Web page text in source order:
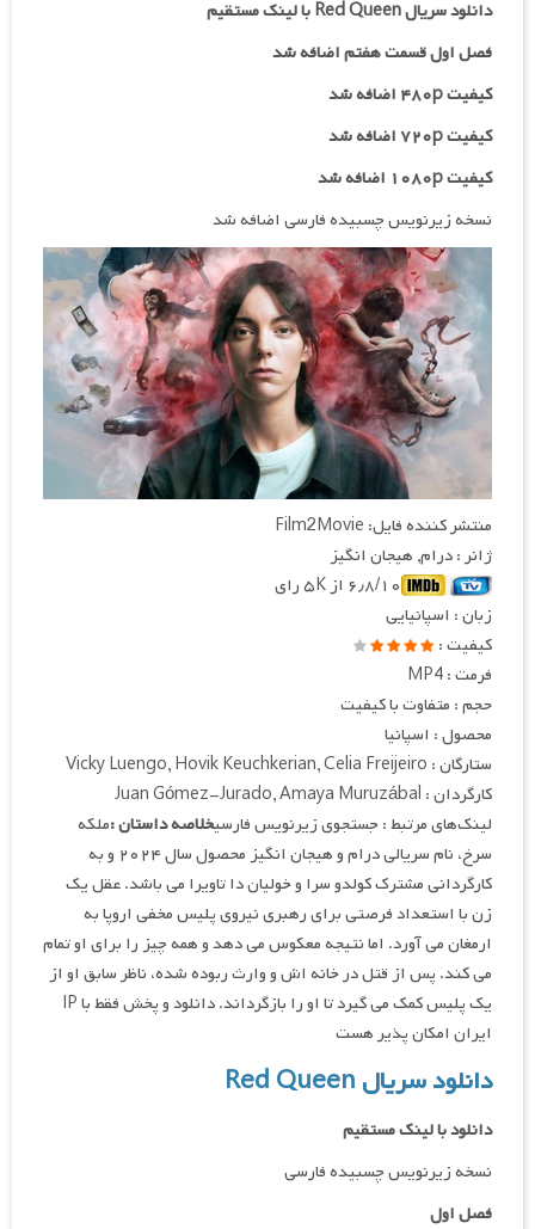
دانلود سریال Red Queen با لینک مستقیم
فصل اول قسمت هفتم اضافه شد
کیفیت ۴۸۰p اضافه شد
کیفیت ۷۲۰p
اضافه شد
کیفیت ۱۰۸۰p اضافه شد
نسخه زیرنویس چسبیده فارسی اضافه شد
منتشر کننده فایل: Film2Movie
ژانر : درام, هیجان انگیز
۶٫۸/۱۰ از ۵K رای
زبان : اسپانیایی
کیفیت :
فرمت : MP4
حجم : متفاوت با کیفیت
محصول : اسپانیا
ستارگان : Vicky Luengo, Hovik Keuchkerian, Celia Freijeiro
کارگردان : Juan Gómez-Jurado, Amaya Muruzábal
لینک‌های مرتبط : جستجوی زیرنویس فارسیخلاصه داستان :ملکه
سرخ، نام سریالی درام و هیجان انگیز محصول سال ۲۰۲۴ و به
کارگردانی مشترک کولدو سرا و خولیان دا تاویرا می باشد. عقل یک
زن با استعداد فرصتی برای رهبری نیروی پلیس مخفی اروپا به
ارمغان می آورد. اما نتیجه معکوس می دهد و همه چیز را برای او تمام
می کند. پس از قتل در خانه اش و وارث ربوده شده، ناظر سابق او از
یک پلیس کمک می گیرد تا او را بازگرداند. دانلود و پخش فقط با IP
ایران امکان پذیر هست
دانلود سریال Red Queen
دانلود با لینک مستقیم
نسخه زیرنویس چسبیده فارسی
فصل اول